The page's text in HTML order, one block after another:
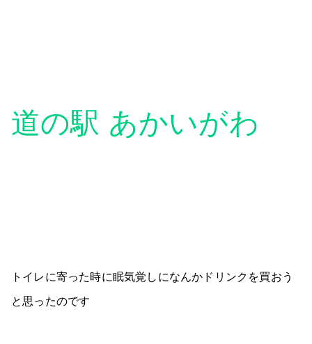
道の駅 あかいがわ
トイレに寄った時に眠気覚しになんかドリンクを買おう
と思ったのです